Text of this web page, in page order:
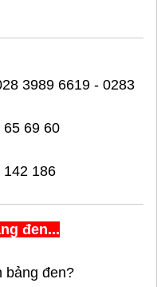
3989 6619 - 0283
65 69 60
142 186
đen...
bảng đen?